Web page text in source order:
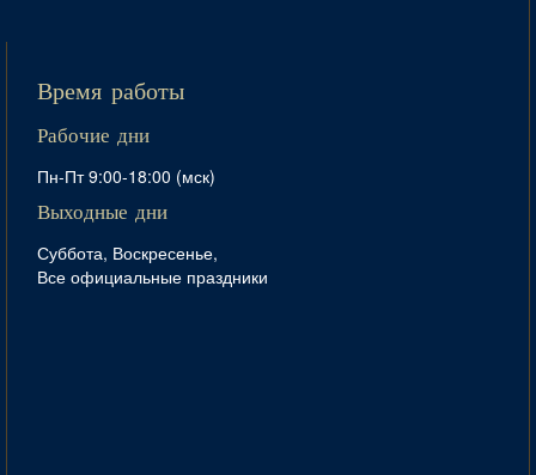
Время работы
Рабочие дни
Пн-Пт 9:00-18:00 (мск)
Выходные дни
Суббота, Воскресенье,
Все официальные праздники